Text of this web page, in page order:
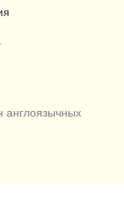
англоязычных